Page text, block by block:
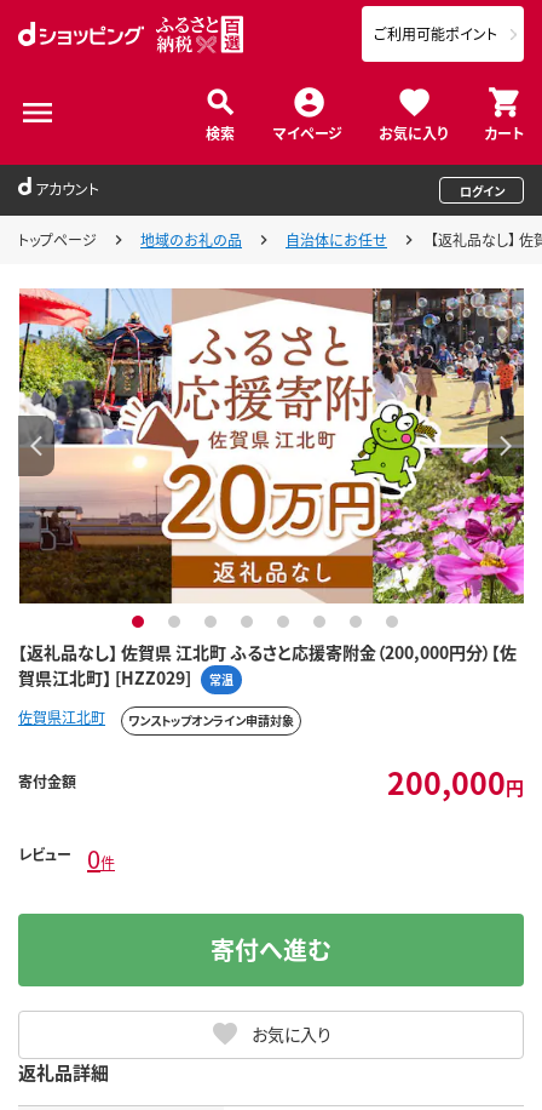
検索 マイページ お気に入り カート
ご利用可能ポイント
アカウント ログイン
トップページ 地域のお礼の品 自治体にお任せ 【返礼品なし】
【返礼品なし】 佐賀県 江北町 ふるさと応援寄附金（200,000円分）【佐
賀県江北町】 [HZZ029]
常温
1 2 3 4 5 6 7 8
佐賀県江北町 ワンストップオンライン申請対象
寄付金額 200,000円
レビュー 0件
お気に入り
寄付へ進む
返礼品詳細